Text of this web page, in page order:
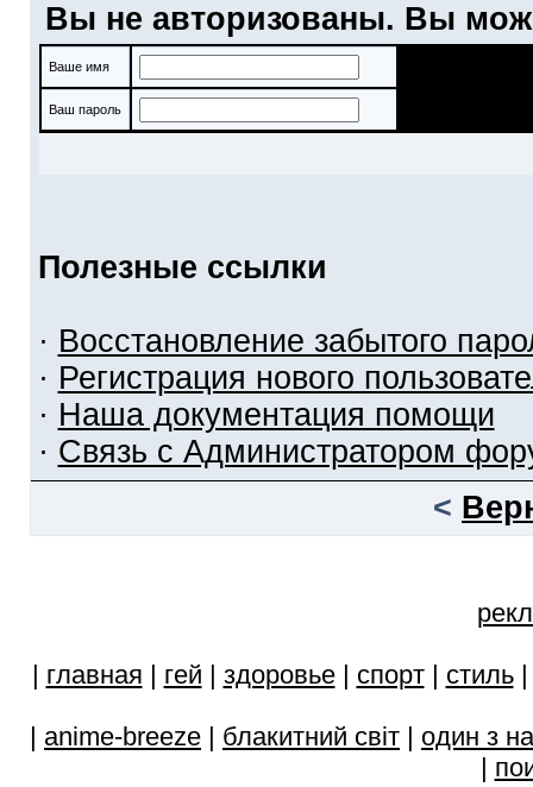
Вы не авторизованы. Вы
Ваше имя
Ваш пароль
Полезные ссылки
· Восстановление забытого
· Регистрация нового
· Наша документация помощи
· Связь с Администратором
<
| главная | гей | здоровье| спорт| стиль
| anime-breeze | блакитний свiт | один з
|